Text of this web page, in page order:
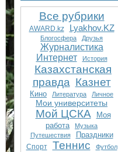
Все рубрики
AWARD.kz Lyakhov.KZ
Блогосфера Друзья
Журналистика
Интернет
История
Казахстанская
правда Казнет
Кино Литература Личное
Мои университеты
Мой ЦСКА
Моя
работа
Музыка
Путешествия
Праздники
Спорт Теннис Футбол